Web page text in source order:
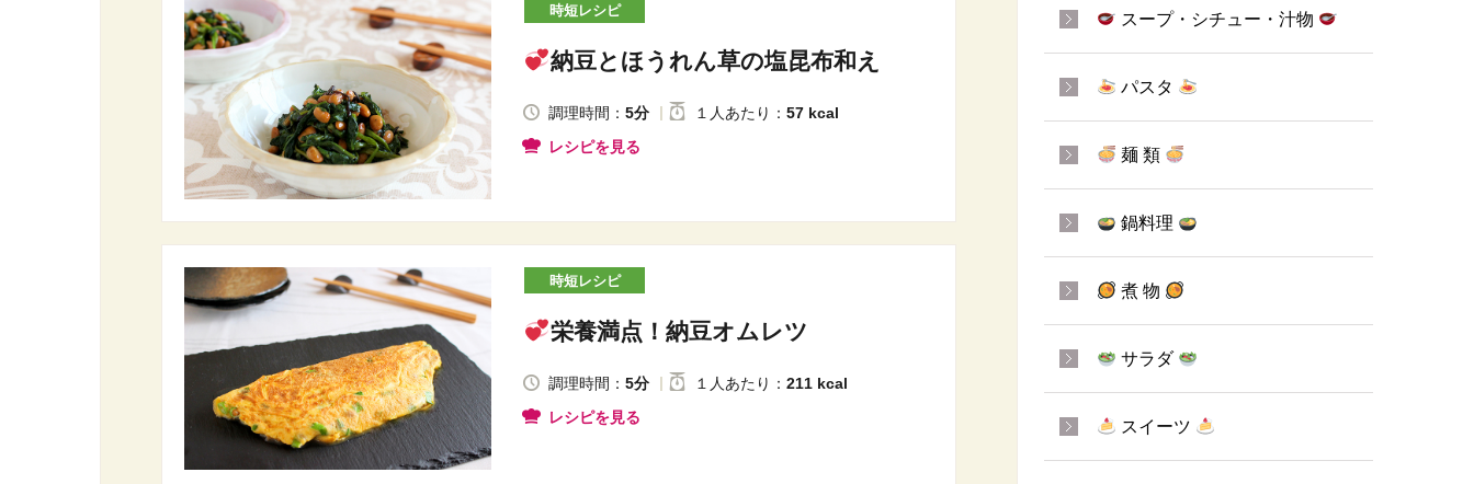
時短レシピ
納豆とほうれん草の塩昆布和え
調理時間： 5分 １人 あたり ： 57 kcal
レシピを見る
時短レシピ
栄養満点！納豆オムレツ
調理時間： 5分 １人 あたり ： 211 kcal
レシピを見る
スープ・シチュー・汁物
パスタ
麺 類
鍋料理
煮 物
サラダ
スイーツ